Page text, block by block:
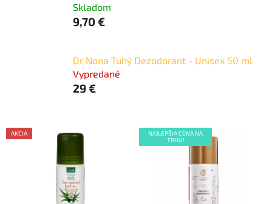
Skladom
9,70 €
Dr Nona Tuhý Dezodorant - Unisex 50 ml
Vypredané
29 €
V
ý
AKCIA
NAJLEPŠIA CENA NA
TRHU!